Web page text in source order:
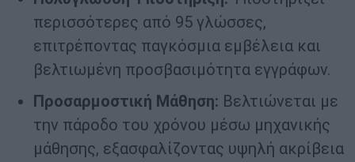
περισσότερες από 95 γλώσσες,
επιτρέποντας παγκόσμια εμβέλεια και
βελτιωμένη προσβασιμότητα εγγράφων.
Προσαρμοστική Μάθηση: Βελτιώνεται με
την πάροδο του χρόνου μέσω μηχανικής
μάθησης, εξασφαλίζοντας υψηλή ακρίβεια